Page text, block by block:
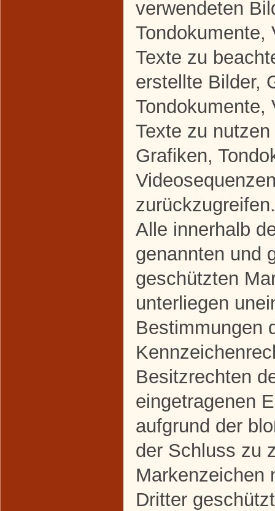
verwendeten
Tondokumente,
Texte zu
erstellte Bilder,
Tondokumente,
Texte zu
Grafiken,
zurückzugreifen.
Alle innerhalb
genannten und
geschützten
unterliegen
Bestimmungen
Besitzrechten
eingetragenen
aufgrund der
der Schluss zu
Markenzeichen
Dritter